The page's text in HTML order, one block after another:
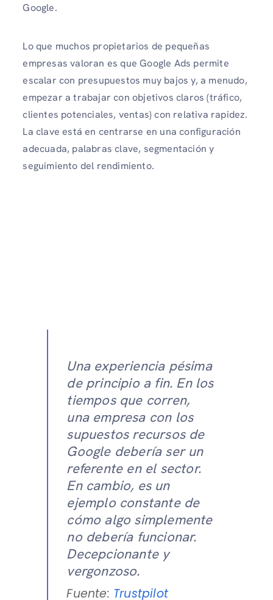
Google.
Lo que muchos propietarios de pequeñas
empresas valoran es que Google Ads permite
escalar con presupuestos muy bajos y, a menudo,
empezar a trabajar con objetivos claros (tráfico,
clientes potenciales, ventas) con relativa rapidez.
La clave está en centrarse en una configuración
adecuada, palabras clave, segmentación y
seguimiento del rendimiento.
Una experiencia pésima
de principio a fin. En los
tiempos que corren,
una empresa con los
supuestos recursos de
Google debería ser un
referente en el sector.
En cambio, es un
ejemplo constante de
cómo algo simplemente
no debería funcionar.
Decepcionante y
vergonzoso.
Fuente: Trustpilot